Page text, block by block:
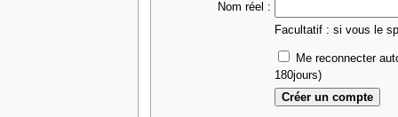
Nom réel :
Facultatif : si vous le
Me reconnecter
180jours)